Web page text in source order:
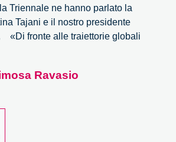
Triennale ne hanno parlato la
Tajani e il nostro presidente
«Di fronte alle traiettorie globali
Ravasio